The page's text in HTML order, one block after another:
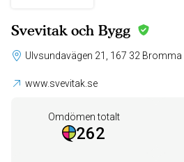
Svevitak och Bygg
Ulvsundavägen 21, 167 32 Bromma
www.svevitak.se
Omdömen totalt
262